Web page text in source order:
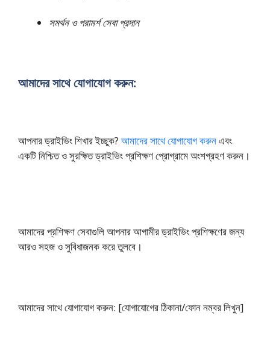
সমর্থন ও পরামর্শ সেবা প্রদান
আমাদের সাথে যোগাযোগ করুন:
আপনার ড্রাইভিং শিখার ইচ্ছুক? আমাদের সাথে যোগাযোগ করুনএবং
একটি নিশ্চিত ও সুরক্ষিত ড্রাইভিং প্রশিক্ষণ প্রোগ্রামে অংশগ্রহণ করুন।
আমাদের প্রশিক্ষণ সেবাগুলি আপনার আগামীর ড্রাইভিং প্রশিক্ষণের জন্য
আরও সহজ ও সুবিধাজনক করে তুলবে।
আমাদের সাথে যোগাযোগ করুন: [যোগাযোগের ঠিকানা/ফোন নম্বর লিখুন]